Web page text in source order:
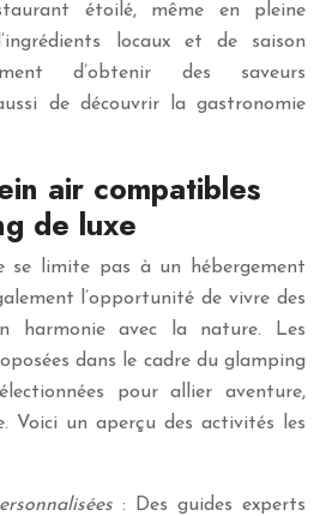
étoilé, même en pleine
locaux et de saison
d’obtenir des saveurs
de découvrir la gastronomie
air compatibles
de luxe
se limite pas à un hébergement
l’opportunité de vivre des
harmonie avec la nature. Les
dans le cadre du glamping
pour allier aventure,
Voici un aperçu des activités les
: Des guides experts